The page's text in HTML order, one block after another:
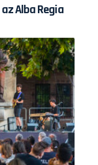
Alba Regia